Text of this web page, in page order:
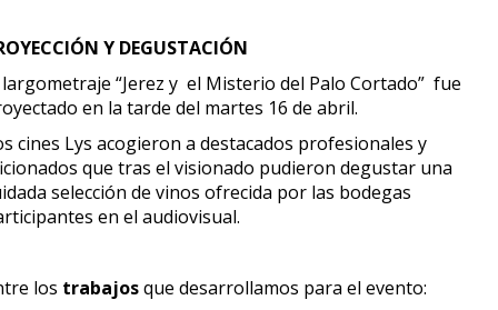
Y DEGUSTACIÓN
largometraje “Jerez y el Misterio del Palo Cortado” fue
en la tarde del martes 16 de abril.
cines Lys acogieron a destacados profesionales y
que tras el visionado pudieron degustar una
selección de vinos ofrecida por las bodegas
en el audiovisual.
los trabajosque desarrollamos para el evento: